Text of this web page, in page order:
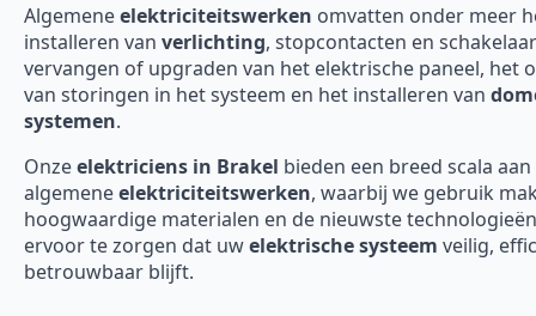
Algemeneelektriciteitswerken omvatten onder meer
installeren van verlichting, stopcontacten en
vervangen of upgraden van het elektrische paneel, het
van storingen in het systeem en het installeren van
systemen.
Onzeelektriciens in Brakel bieden een breed scala aan
algemeneelektriciteitswerken, waarbij we gebruik
hoogwaardige materialen en de nieuwste
ervoor te zorgen dat uwelektrische systeem veilig,
betrouwbaar blijft.